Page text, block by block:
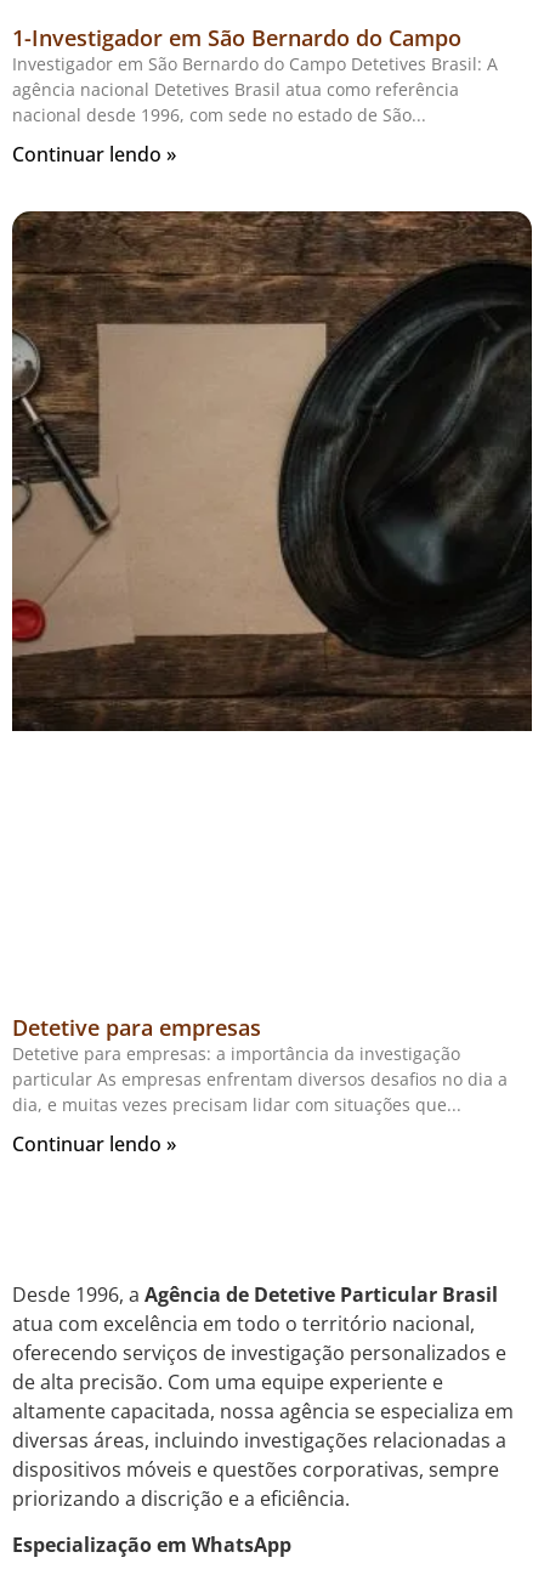
1-Investigador em São Bernardo do Campo
Investigador em São Bernardo do Campo Detetives Brasil: A
agência nacional Detetives Brasil atua como referência
nacional desde 1996, com sede no estado de São
Continuar lendo »
Detetive para empresas
Detetive para empresas: a importância da investigação
particular As empresas enfrentam diversos desafios no dia a
dia, e muitas vezes precisam lidar com situações que
Continuar lendo »
Desde 1996, a Agência de Detetive Particular Brasil
atua com excelência em todo o território nacional,
oferecendo serviços de investigação personalizados e
de alta precisão. Com uma equipe experiente e
altamente capacitada, nossa agência se especializa em
diversas áreas, incluindo investigações relacionadas a
dispositivos móveis e questões corporativas, sempre
priorizando a discrição e a eficiência.
Especialização em WhatsApp